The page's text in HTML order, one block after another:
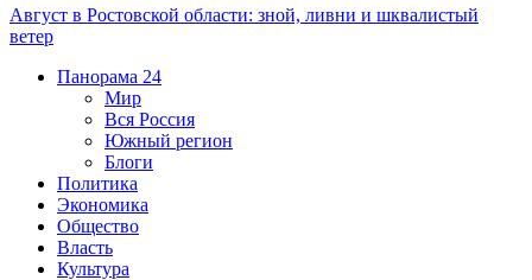
Август в Ростовской области: зной, ливни и шквалистый
ветер
Панорама 24
Мир
Вся Россия
Южный регион
Блоги
Политика
Экономика
Общество
Власть
Культура